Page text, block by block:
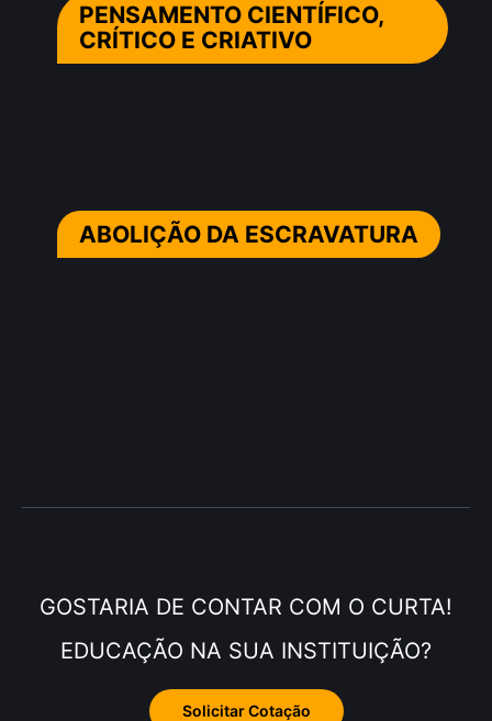
PENSAMENTO CIENTÍFICO,
CRÍTICO E CRIATIVO
ABOLIÇÃO DA ESCRAVATURA
GOSTARIA DE CONTAR COM O CURTA!
EDUCAÇÃO NA SUA INSTITUIÇÃO?
Solicitar Cotação